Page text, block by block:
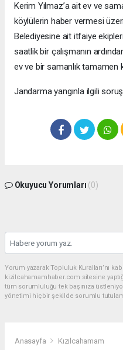
Kerim Yılmaz’a ait ev ve
köylülerin haber vermesi
Belediyesine ait itfaiye
saatlik bir çalışmanın
ev ve bir samanlık tamamen
Jandarma yangınla ilgili
Okuyucu Yorumları (0)
Yorum yazarak Topluluk Kuralları’nı
kizilcahamamhaber.com sitesine
tüm sorumluluğu tek başınıza
yönetimi hiçbir şekilde sorumlu
Anasayfa Kızılcahamam